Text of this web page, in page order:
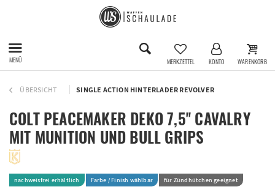
MENÜ MERKZETTEL KONTO WARENKORB
ÜBERSICHT SINGLE ACTION HINTERLADER REVOLVER
COLT PEACEMAKER DEKO 7,5'' CAVALRY
MIT MUNITION UND BULL GRIPS
nachweisfrei erhältlich Farbe / Finish wählbar für Zündhütchen geeignet